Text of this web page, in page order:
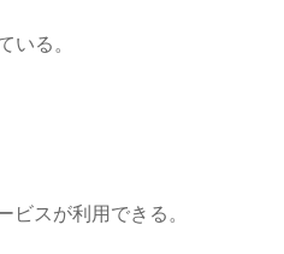
る。
スが利用できる。